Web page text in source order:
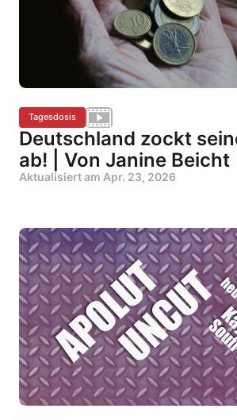
Tagesdosis
Deutschland zockt
ab! | Von Janine Beicht
Aktualisiert am Apr. 23, 2026